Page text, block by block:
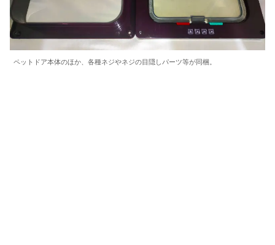
ペットドア本体のほか、各種ネジやネジの目隠しパーツ等が同梱。